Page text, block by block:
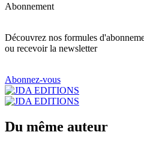
Abonnement
Découvrez nos formules
ou recevoir la newsletter
Abonnez-vous
Du même auteur